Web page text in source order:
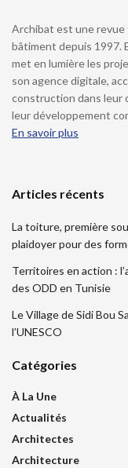
Archibat est une revue
bâtiment depuis 1997.
met en lumière les
son agence digitale,
construction dans leur
leur développement
En savoir plus
Articles récents
La toiture, première
plaidoyer pour des
Territoires en action :
des ODD en Tunisie
Le Village de Sidi Bou
l’UNESCO
Catégories
À La Une
Actualités
Architectes
Architecture